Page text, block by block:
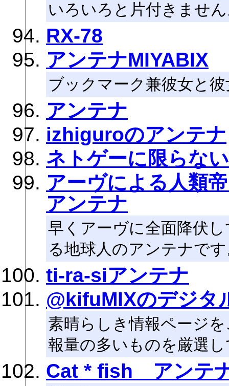
いろいろと片付きませ
RX-78
アンテナMIYABIX
ブックマーク兼彼女と
アンテナ
izhiguroのアンテナ
ネトゲーに限らな
アーヴによる人類
アンテナ
早くアーヴに全面降伏
る地球人のアンテナで
ti-ra-siアンテナ
@kifuMIXのデジタ
素晴らしき情報ページ
報量の多いものを厳選
Cat * fish アンテ